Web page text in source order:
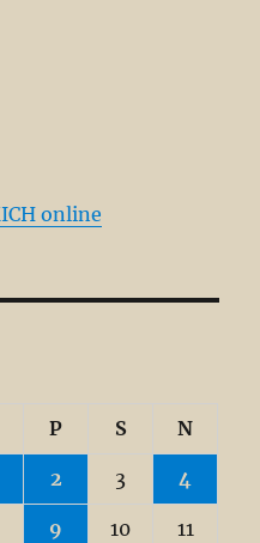
online
P S N
2 3 4
9 10 11